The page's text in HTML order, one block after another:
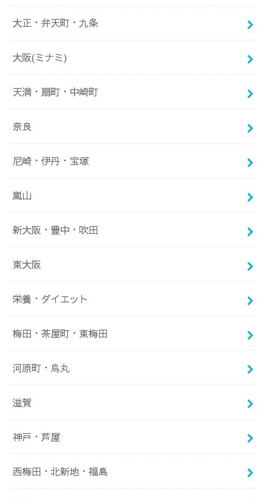
大正・弁天町・九条
大阪(ミナミ)
天満・扇町・中崎町
奈良
尼崎・伊丹・宝塚
嵐山
新大阪・豊中・吹田
東大阪
栄養・ダイエット
梅田・茶屋町・東梅田
河原町・烏丸
滋賀
神戸・芦屋
西梅田・北新地・福島